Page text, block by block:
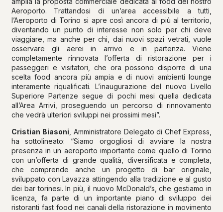
Aeroporto. Trattandosi di un’area accessibile a tutti,
l’Aeroporto di Torino si apre così ancora di più al territorio,
diventando un punto di interesse non solo per chi deve
viaggiare, ma anche per chi, dai nuovi spazi vetrati, vuole
osservare gli aerei in arrivo e in partenza. Viene
completamente rinnovata l’offerta di ristorazione per i
passeggeri e visitatori, che ora possono disporre di una
scelta food ancora più ampia e di nuovi ambienti lounge
interamente riqualificati. L’inaugurazione del nuovo Livello
Superiore Partenze segue di pochi mesi quella dedicata
all’Area Arrivi, proseguendo un percorso di rinnovamento
che vedrà ulteriori sviluppi nei prossimi mesi”.
Cristian Biasoni , Amministratore Delegato di Chef Express,
ha sottolineato: “Siamo orgogliosi di avviare la nostra
presenza in un aeroporto importante come quello di Torino
con un’offerta di grande qualità, diversificata e completa,
che comprende anche un progetto di bar originale,
sviluppato con Lavazza attingendo alla tradizione e al gusto
dei bar torinesi. In più, il nuovo McDonald’s, che gestiamo in
licenza, fa parte di un importante piano di sviluppo dei
ristoranti fast food nei canali della ristorazione in movimento